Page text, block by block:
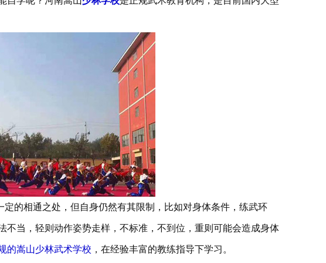
相通之处，但自身仍然有其限制，比如对身体条件，练武环
当，轻则动作姿势走样，不标准，不到位，重则可能会造成身体
的嵩山少林武术学校 ，在经验丰富的教练指导下学习。